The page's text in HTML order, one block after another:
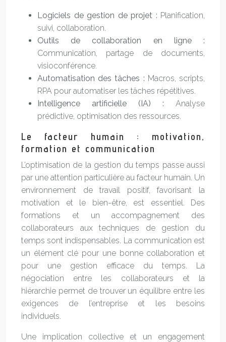
Logiciels de gestion de projet : Planification,
suivi, collaboration.
Outils de collaboration en ligne :
Communication, partage de documents,
visioconférence.
Automatisation des tâches : Macros, scripts,
RPA pour automatiser les tâches répétitives.
Intelligence artificielle (IA) : Analyse
prédictive, optimisation des ressources.
Le facteur humain : motivation,
formation et communication
L’optimisation de la gestion du temps passe aussi
par une attention particulière au facteur humain. Un
environnement de travail positif, favorisant la
motivation et le bien-être, est essentiel. Des
formations et un accompagnement des
collaborateurs aux techniques de gestion du
temps sont indispensables. La communication est
un élément clé pour une bonne collaboration et
pour une gestion efficace du temps. La
négociation entre les collaborateurs et la
hiérarchie permet de trouver un équilibre entre les
exigences de l’entreprise et les besoins
individuels.
Une implication collective et un engagement